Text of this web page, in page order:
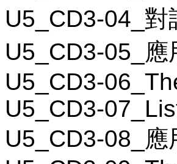
U5_CD3-04_對
U5_CD3-05_應
U5_CD3-
U5_CD3-
U5_CD3-08_應